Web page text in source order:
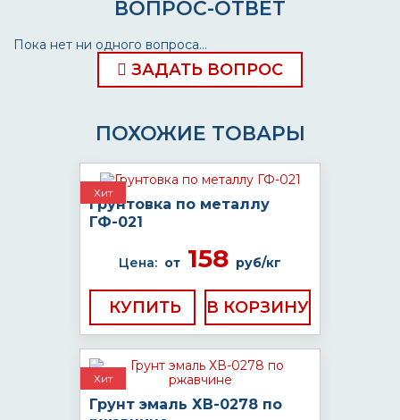
ВОПРОС-ОТВЕТ
Пока нет ни одного вопроса...
ЗАДАТЬ ВОПРОС
ПОХОЖИЕ ТОВАРЫ
Хит
Грунтовка по металлу
ГФ-021
Цена: от 158 руб/кг
КУПИТЬ
Хит
Грунт эмаль ХВ-0278 по